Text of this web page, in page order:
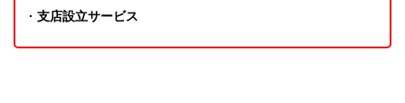
· 支店設立サービス